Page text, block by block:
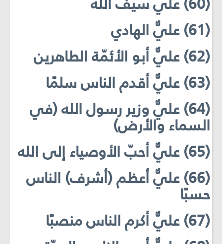
(61) عليٌّ الهادي
(62) عليٌّ أبو الأئمّة الطاهرين
(63) عليٌّ أقدم الناس سلمًا
(64) عليٌّ وزير رسول الله (في
السماء والأرض)
(65) عليٌّ أحبّ الأوصياء إلى الله
(66) عليٌّ أعظم (أشرف) الناس
حسبًا
(67) عليٌّ أكرم الناس منصبًا